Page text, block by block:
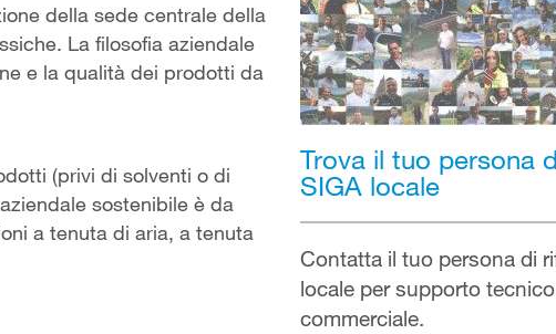
della sede centrale della
La filosofia aziendale
e la qualità dei prodotti da
(privi di solventi o di
sostenibile è da
a tenuta di aria, a tenuta
Trova il tuo persona
SIGA locale
Contatta il tuo persona di
locale per supporto
commerciale.